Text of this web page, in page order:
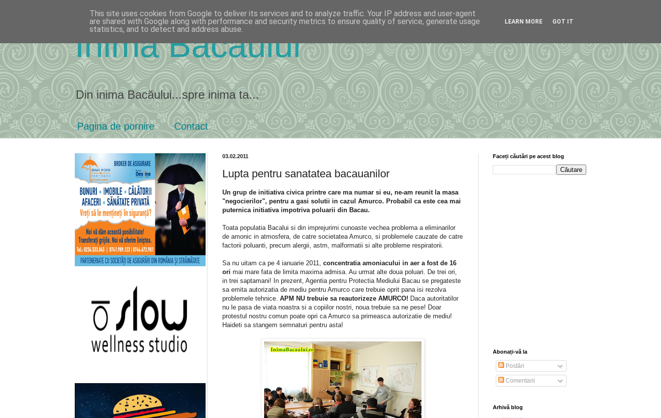
Inima Bacăului
Din inima Bacăului...spre inima ta...
Pagina de pornire Contact
03.02.2011
Lupta pentru sanatatea bacauanilor
Un grup de initiativa civica printre care ma numar si eu, ne-am reunit la masa
"negocierilor", pentru a gasi solutii in cazul Amurco. Probabil ca este cea mai
puternica initiativa impotriva poluarii din Bacau.
Toata populatia Bacalui si din imprejurimi cunoaste vechea problema a eliminarilor
de amonic in atmosfera, de catre societatea Amurco, si problemele cauzate de catre
factorii poluanti, precum alergii, astm, malformatii si alte probleme respiratorii.
Sa nu uitam ca pe 4 ianuarie 2011, concentratia amoniacului in aer a fost de 16
ori mai mare fata de limita maxima admisa. Au urmat alte doua poluari. De trei ori,
in trei saptamani! In prezent, Agentia pentru Protectia Mediului Bacau se pregateste
sa emita autorizatia de mediu pentru Amurco care trebuie oprit pana isi rezolva
problemele tehnice. APM NU trebuie sa reautorizeze AMURCO! Daca autoritatilor
nu le pasa de viata noastra si a copiilor nostri, noua trebuie sa ne pese! Doar
protestul nostru comun poate opri ca Amurco sa primeasca autorizatie de mediu!
Haideti sa stangem semnaturi pentru asta!
Faceți căutări pe acest blog
Abonați-vă la
Postări
Comentarii
Arhivă blog
This site uses cookies from Google to deliver its services and to analyze traffic. Your IP address and user-agent
are shared with Google along with performance and security metrics to ensure quality of service, generate usage
statistics, and to detect and address abuse.
LEARN MORE GOT IT